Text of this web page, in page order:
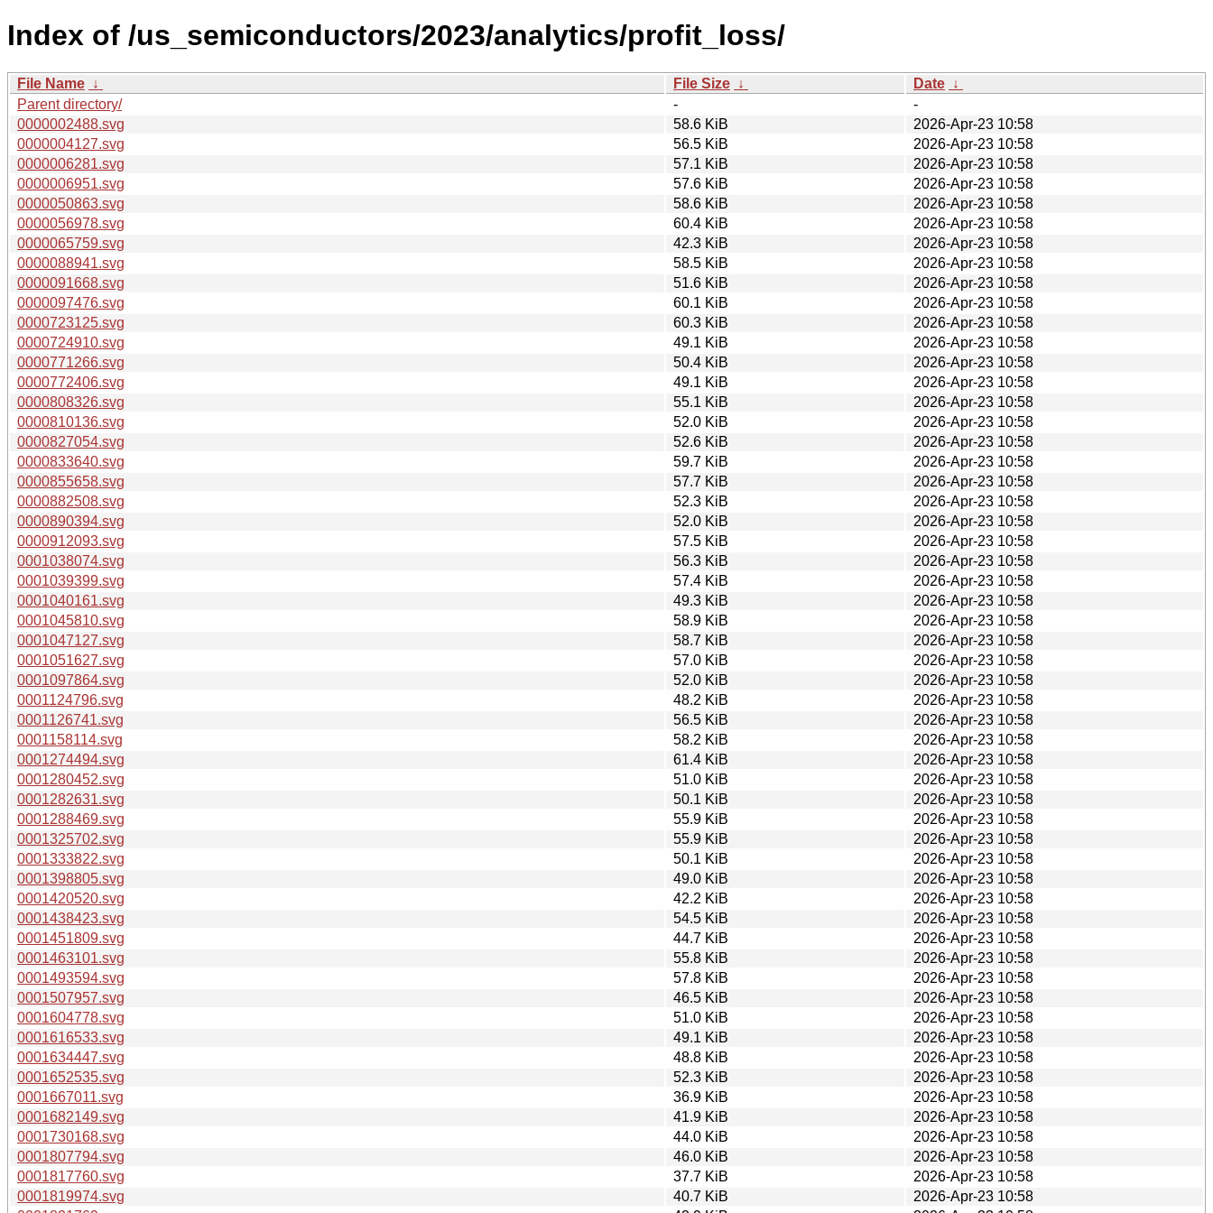
Index of /us_semiconductors/2023/analytics/profit_loss/
File Name ↓ File Size ↓ Date ↓
Parent directory/
-
-
0000002488.svg
58.6 KiB
2026-Apr-23 10:58
0000004127.svg
56.5 KiB
2026-Apr-23 10:58
0000006281.svg
57.1 KiB
2026-Apr-23 10:58
0000006951.svg
57.6 KiB
2026-Apr-23 10:58
0000050863.svg
58.6 KiB
2026-Apr-23 10:58
0000056978.svg
60.4 KiB
2026-Apr-23 10:58
0000065759.svg
42.3 KiB
2026-Apr-23 10:58
0000088941.svg
58.5 KiB
2026-Apr-23 10:58
0000091668.svg
51.6 KiB
2026-Apr-23 10:58
0000097476.svg
60.1 KiB
2026-Apr-23 10:58
0000723125.svg
60.3 KiB
2026-Apr-23 10:58
0000724910.svg
49.1 KiB
2026-Apr-23 10:58
0000771266.svg
50.4 KiB
2026-Apr-23 10:58
0000772406.svg
49.1 KiB
2026-Apr-23 10:58
0000808326.svg
55.1 KiB
2026-Apr-23 10:58
0000810136.svg
52.0 KiB
2026-Apr-23 10:58
0000827054.svg
52.6 KiB
2026-Apr-23 10:58
0000833640.svg
59.7 KiB
2026-Apr-23 10:58
0000855658.svg
57.7 KiB
2026-Apr-23 10:58
0000882508.svg
52.3 KiB
2026-Apr-23 10:58
0000890394.svg
52.0 KiB
2026-Apr-23 10:58
0000912093.svg
57.5 KiB
2026-Apr-23 10:58
0001038074.svg
56.3 KiB
2026-Apr-23 10:58
0001039399.svg
57.4 KiB
2026-Apr-23 10:58
0001040161.svg
49.3 KiB
2026-Apr-23 10:58
0001045810.svg
58.9 KiB
2026-Apr-23 10:58
0001047127.svg
58.7 KiB
2026-Apr-23 10:58
0001051627.svg
57.0 KiB
2026-Apr-23 10:58
0001097864.svg
52.0 KiB
2026-Apr-23 10:58
0001124796.svg
48.2 KiB
2026-Apr-23 10:58
0001126741.svg
56.5 KiB
2026-Apr-23 10:58
0001158114.svg
58.2 KiB
2026-Apr-23 10:58
0001274494.svg
61.4 KiB
2026-Apr-23 10:58
0001280452.svg
51.0 KiB
2026-Apr-23 10:58
0001282631.svg
50.1 KiB
2026-Apr-23 10:58
0001288469.svg
55.9 KiB
2026-Apr-23 10:58
0001325702.svg
55.9 KiB
2026-Apr-23 10:58
0001333822.svg
50.1 KiB
2026-Apr-23 10:58
0001398805.svg
49.0 KiB
2026-Apr-23 10:58
0001420520.svg
42.2 KiB
2026-Apr-23 10:58
0001438423.svg
54.5 KiB
2026-Apr-23 10:58
0001451809.svg
44.7 KiB
2026-Apr-23 10:58
0001463101.svg
55.8 KiB
2026-Apr-23 10:58
0001493594.svg
57.8 KiB
2026-Apr-23 10:58
0001507957.svg
46.5 KiB
2026-Apr-23 10:58
0001604778.svg
51.0 KiB
2026-Apr-23 10:58
0001616533.svg
49.1 KiB
2026-Apr-23 10:58
0001634447.svg
48.8 KiB
2026-Apr-23 10:58
0001652535.svg
52.3 KiB
2026-Apr-23 10:58
0001667011.svg
36.9 KiB
2026-Apr-23 10:58
0001682149.svg
41.9 KiB
2026-Apr-23 10:58
0001730168.svg
44.0 KiB
2026-Apr-23 10:58
0001807794.svg
46.0 KiB
2026-Apr-23 10:58
0001817760.svg
37.7 KiB
2026-Apr-23 10:58
0001819974.svg
40.7 KiB
2026-Apr-23 10:58